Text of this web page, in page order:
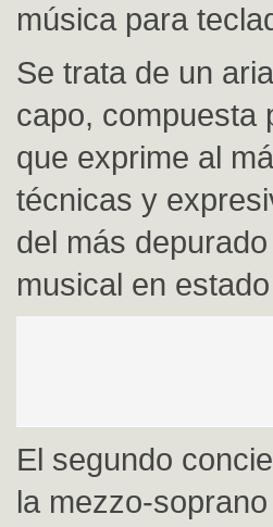
música para
Se trata de un
capo, compuesta
que exprime al
técnicas y
del más
musical en
El segundo
la mezzo-soprano